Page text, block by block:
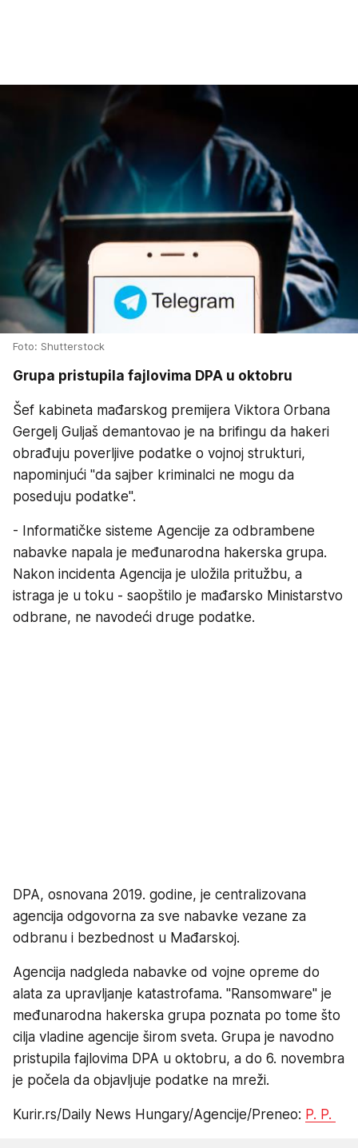
Foto: Shutterstock
Grupa pristupila fajlovima DPA u oktobru
Šef kabineta mađarskog premijera Viktora Orbana
Gergelj Guljaš demantovao je na brifingu da hakeri
obrađuju poverljive podatke o vojnoj strukturi,
napominjući "da sajber kriminalci ne mogu da
poseduju podatke".
- Informatičke sisteme Agencije za odbrambene
nabavke napala je međunarodna hakerska grupa.
Nakon incidenta Agencija je uložila pritužbu, a
istraga je u toku - saopštilo je mađarsko Ministarstvo
odbrane, ne navodeći druge podatke.
DPA, osnovana 2019. godine, je centralizovana
agencija odgovorna za sve nabavke vezane za
odbranu i bezbednost u Mađarskoj.
Agencija nadgleda nabavke od vojne opreme do
alata za upravljanje katastrofama. "Ransomware" je
međunarodna hakerska grupa poznata po tome što
cilja vladine agencije širom sveta. Grupa je navodno
pristupila fajlovima DPA u oktobru, a do 6. novembra
je počela da objavljuje podatke na mreži.
Kurir.rs/Daily News Hungary/Agencije/Preneo: P. P.